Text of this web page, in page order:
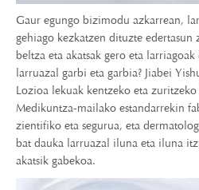
Gaur egungo bizimodu azkarrean,
gehiago kezkatzen dituzte edertasun
beltza eta akatsak gero eta
larruazal garbi eta garbia? Jiabei
Lozioa lekuak kentzeko eta
Medikuntza-mailako estandarrekin
zientifiko eta segurua, eta
bat dauka larruazal iluna eta iluna
akatsik gabekoa.